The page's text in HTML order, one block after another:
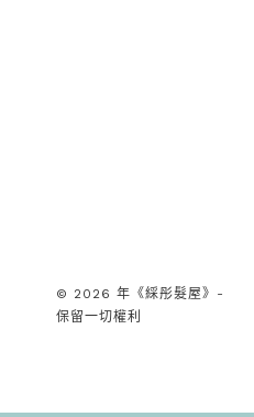
© 2026 年《綵彤髮屋》-
保留一切權利